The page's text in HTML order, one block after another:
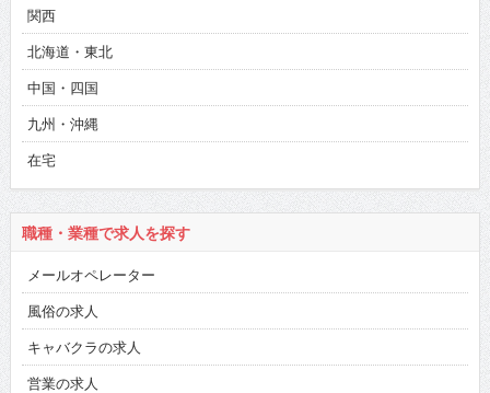
関西
北海道・東北
中国・四国
九州・沖縄
在宅
職種・業種で求人を探す
メールオペレーター
風俗の求人
キャバクラの求人
営業の求人